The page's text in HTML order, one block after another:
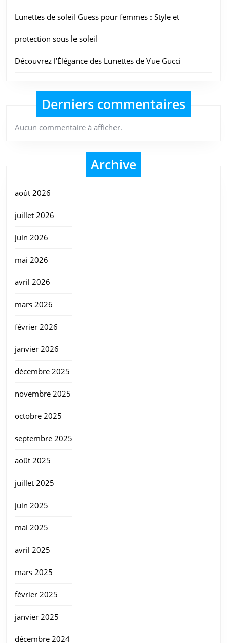
Lunettes de soleil Guess pour femmes : Style et
protection sous le soleil
Découvrez l’Élégance des Lunettes de Vue Gucci
Derniers commentaires
Aucun commentaire à afficher.
Archive
août 2026
juillet 2026
juin 2026
mai 2026
avril 2026
mars 2026
février 2026
janvier 2026
décembre 2025
novembre 2025
octobre 2025
septembre 2025
août 2025
juillet 2025
juin 2025
mai 2025
avril 2025
mars 2025
février 2025
janvier 2025
décembre 2024